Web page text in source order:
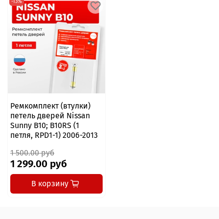
-13%
Ремкомплект (втулки)
петель дверей Nissan
Sunny B10; B10RS (1
петля, RPD1-1) 2006-2013
1 500.00 руб
1 299.00 руб
В корзину